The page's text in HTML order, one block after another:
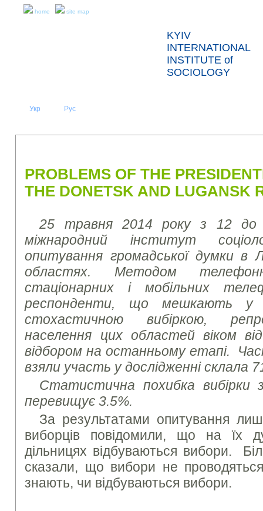
home site map
KYIV
INTERNATIONAL
INSTITUTE of
SOCIOLOGY
Укр Рус
PROBLEMS OF THE
THE DONETSK AND LUGANSK
25 травня 2014 року з 12 до
міжнародний інститут
опитування громадської думки в
областях. Методом
стаціонарних і мобільних
респонденти, що мешкають
стохастичною вибіркою,
населення цих областей віком
відбором на останньому етапі.
взяли участь у дослідженні склала
Статистична похибка вибірки
перевищує3.5%.
За результатами опитування
виборців повідомили, що на їх
дільницях відбуваються вибори.
сказали, що вибори не
знають, чи відбуваються вибори.